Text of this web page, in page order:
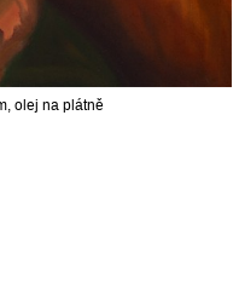
olej na plátně